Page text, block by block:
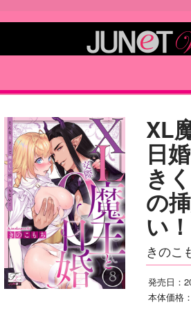
XL
日
き
の
い
きのこ
発売日：
本体価格